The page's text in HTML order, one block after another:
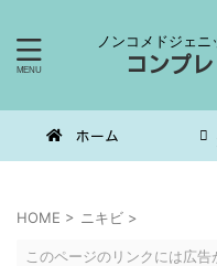
ノンコメドジェ
コンプ
ホーム
HOME > ニキビ >
このページのリンクには広